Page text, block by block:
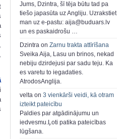
Jums, Dzintra, šī tēja būtu tad pa
tiešo japasūta uz Angliju. Uzrakstiet
man uz e-pastu: aija@buduars.lv
un es paskaidrošu …
Dzintra on Zarnu trakta attīrīšana
Sveika Aija, Lasu un brinos, nekad
nebiju dzirdejusi par sadu teju. Ka
es varetu to iegadaties.
AtrodosAnglija.
velta on 3 vienkārši veidi, kā otram
izteikt pateicību
Paldies par atgādinājumu un
iedvesmu.Ļoti patika pateicības
lūgšana.